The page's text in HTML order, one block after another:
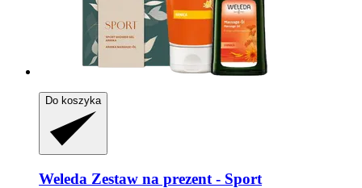
Do koszyka
Weleda Zestaw na prezent -​ Sport